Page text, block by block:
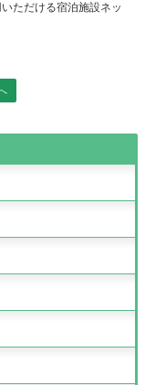
ただける宿泊施設ネッ